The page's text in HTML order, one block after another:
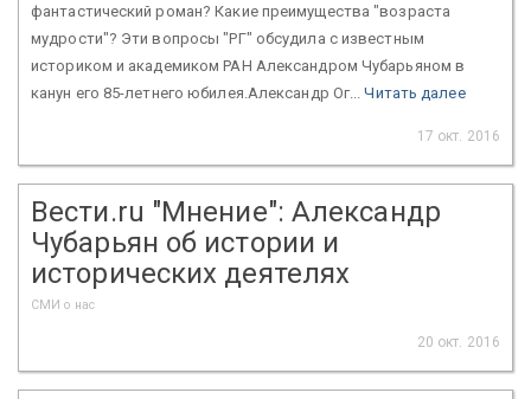
фантастический роман? Какие преимущества "возраста
мудрости"? Эти вопросы "РГ" обсудила с известным
историком и академиком РАН Александром Чубарьяном в
канун его 85-летнего юбилея.Александр Ог...Читать далее
17 окт. 2016
Вести.ru "Мнение": Александр
Чубарьян об истории и
исторических деятелях
СМИ о нас
20 окт. 2016